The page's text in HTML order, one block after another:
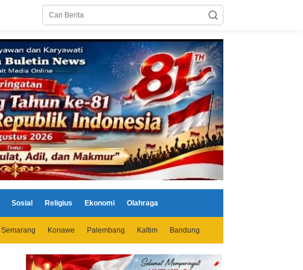
Sosial Religius Ekonomi Olahraga
Semarang Konawe Palembang Kaltim Bandung